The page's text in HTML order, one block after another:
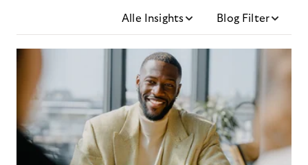
Alle Insights Blog Filter